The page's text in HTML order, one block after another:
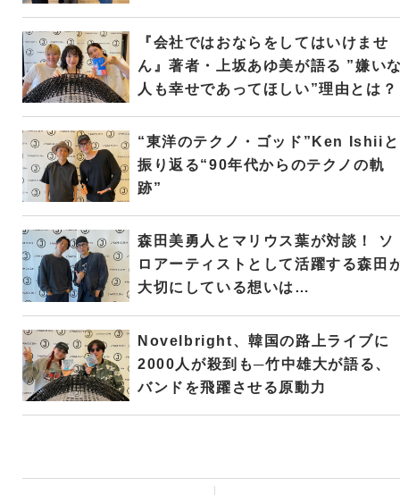
『会社ではおならをしてはいけませ
ん』著者・上坂あゆ美が語る ”嫌い
人も幸せであってほしい”理由とは？
“東洋のテクノ・ゴッド”Ken Ishiiと
振り返る“90年代からのテクノの軌
跡”
森田美勇人とマリウス葉が対談！ ソ
ロアーティストとして活躍する森田
大切にしている想いは…
Novelbright、韓国の路上ライブに
2000人が殺到も─竹中雄大が語る、
バンドを飛躍させる原動力